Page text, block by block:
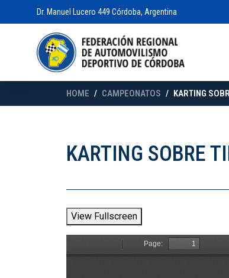
Dr. Manuel Lucero 449 Córdoba, Argentina
HOME CAMPEONATOS KARTING
KARTING SOBRE
View Fullscreen